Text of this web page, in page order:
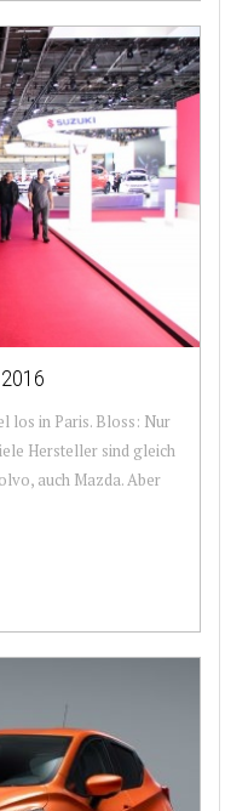
2016
los in Paris. Bloss: Nur
Hersteller sind gleich
auch Mazda. Aber